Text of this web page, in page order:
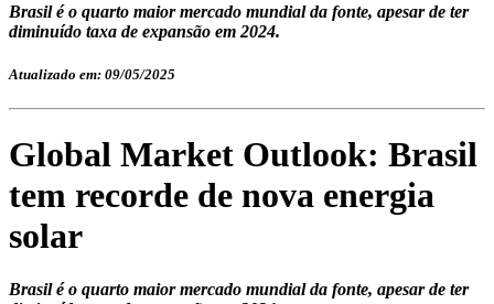
Brasil é o quarto maior mercado mundial da fonte, apesar de ter
diminuído taxa de expansão em 2024.
Atualizado em: 09/05/2025
Global Market Outlook: Brasil
tem recorde de nova energia
solar
Brasil é o quarto maior mercado mundial da fonte, apesar de ter